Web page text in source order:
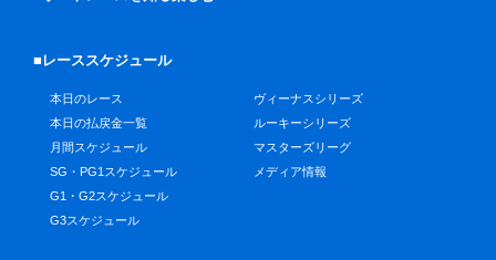
■レーススケジュール
本日のレース
本日の払戻金一覧
月間スケジュール
SG・PG1スケジュール
G1・G2スケジュール
G3スケジュール
ヴィーナスシリーズ
ルーキーシリーズ
マスターズリーグ
メディア情報